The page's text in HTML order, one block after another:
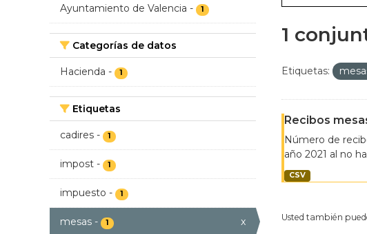
Ayuntamiento de Valencia - 1
Categorías de datos
Hacienda - 1
Etiquetas
cadires - 1
impost - 1
impuesto - 1
mesas - 1 x
1
Etiquetas:
Recibos
Número de
año 2021 al no
CSV
Usted también